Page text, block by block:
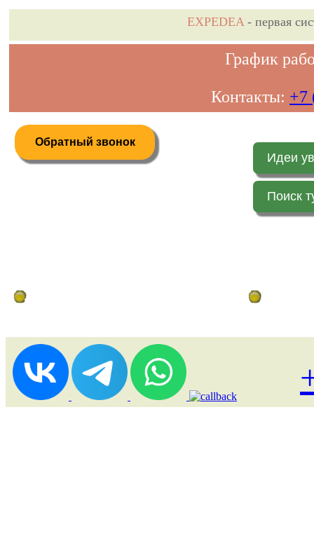
EXPEDEA- первая
График
Контакты: +7
Обратный звонок
Идеи
Поиск
Дистанционное бронирование туров